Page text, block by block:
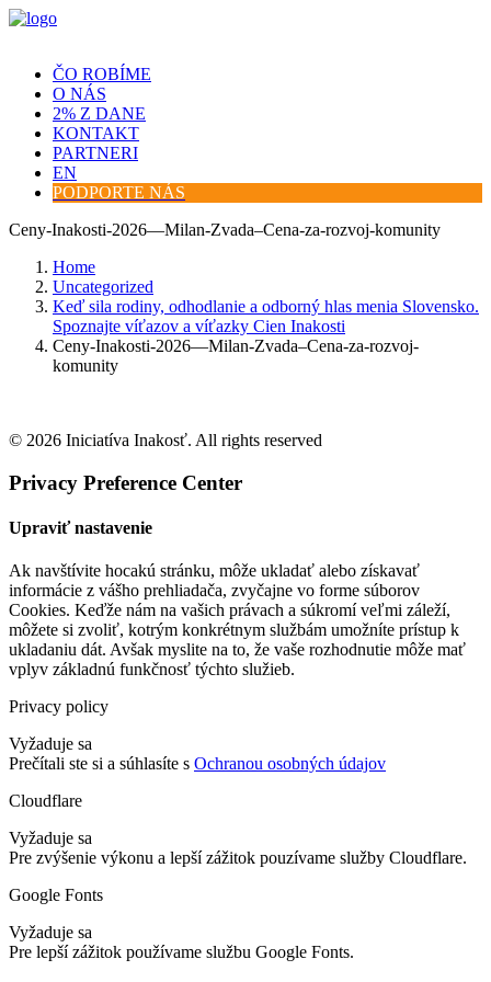
ČO ROBÍME
O NÁS
2% Z DANE
KONTAKT
PARTNERI
EN
PODPORTE NÁS
Ceny-Inakosti-2026—Milan-Zvada–Cena-za-rozvoj-komunity
Home
Uncategorized
Keď sila rodiny, odhodlanie a odborný hlas menia Slovensko.
Spoznajte víťazov a víťazky Cien Inakosti
Ceny-Inakosti-2026—Milan-Zvada–Cena-za-rozvoj-
komunity
© 2026 Iniciatíva Inakosť. All rights reserved
Privacy Preference Center
Upraviť nastavenie
Ak navštívite hocakú stránku, môže ukladať alebo získavať
informácie z vášho prehliadača, zvyčajne vo forme súborov
Cookies. Keďže nám na vašich právach a súkromí veľmi záleží,
môžete si zvoliť, kotrým konkrétnym službám umožníte prístup k
ukladaniu dát. Avšak myslite na to, že vaše rozhodnutie môže mať
vplyv základnú funkčnosť týchto služieb.
Privacy policy
Vyžaduje sa
Prečítali ste si a súhlasíte s Ochranou osobných údajov
Cloudflare
Vyžaduje sa
Pre zvýšenie výkonu a lepší zážitok pouzívame služby Cloudflare.
Google Fonts
Vyžaduje sa
Pre lepší zážitok používame službu Google Fonts.